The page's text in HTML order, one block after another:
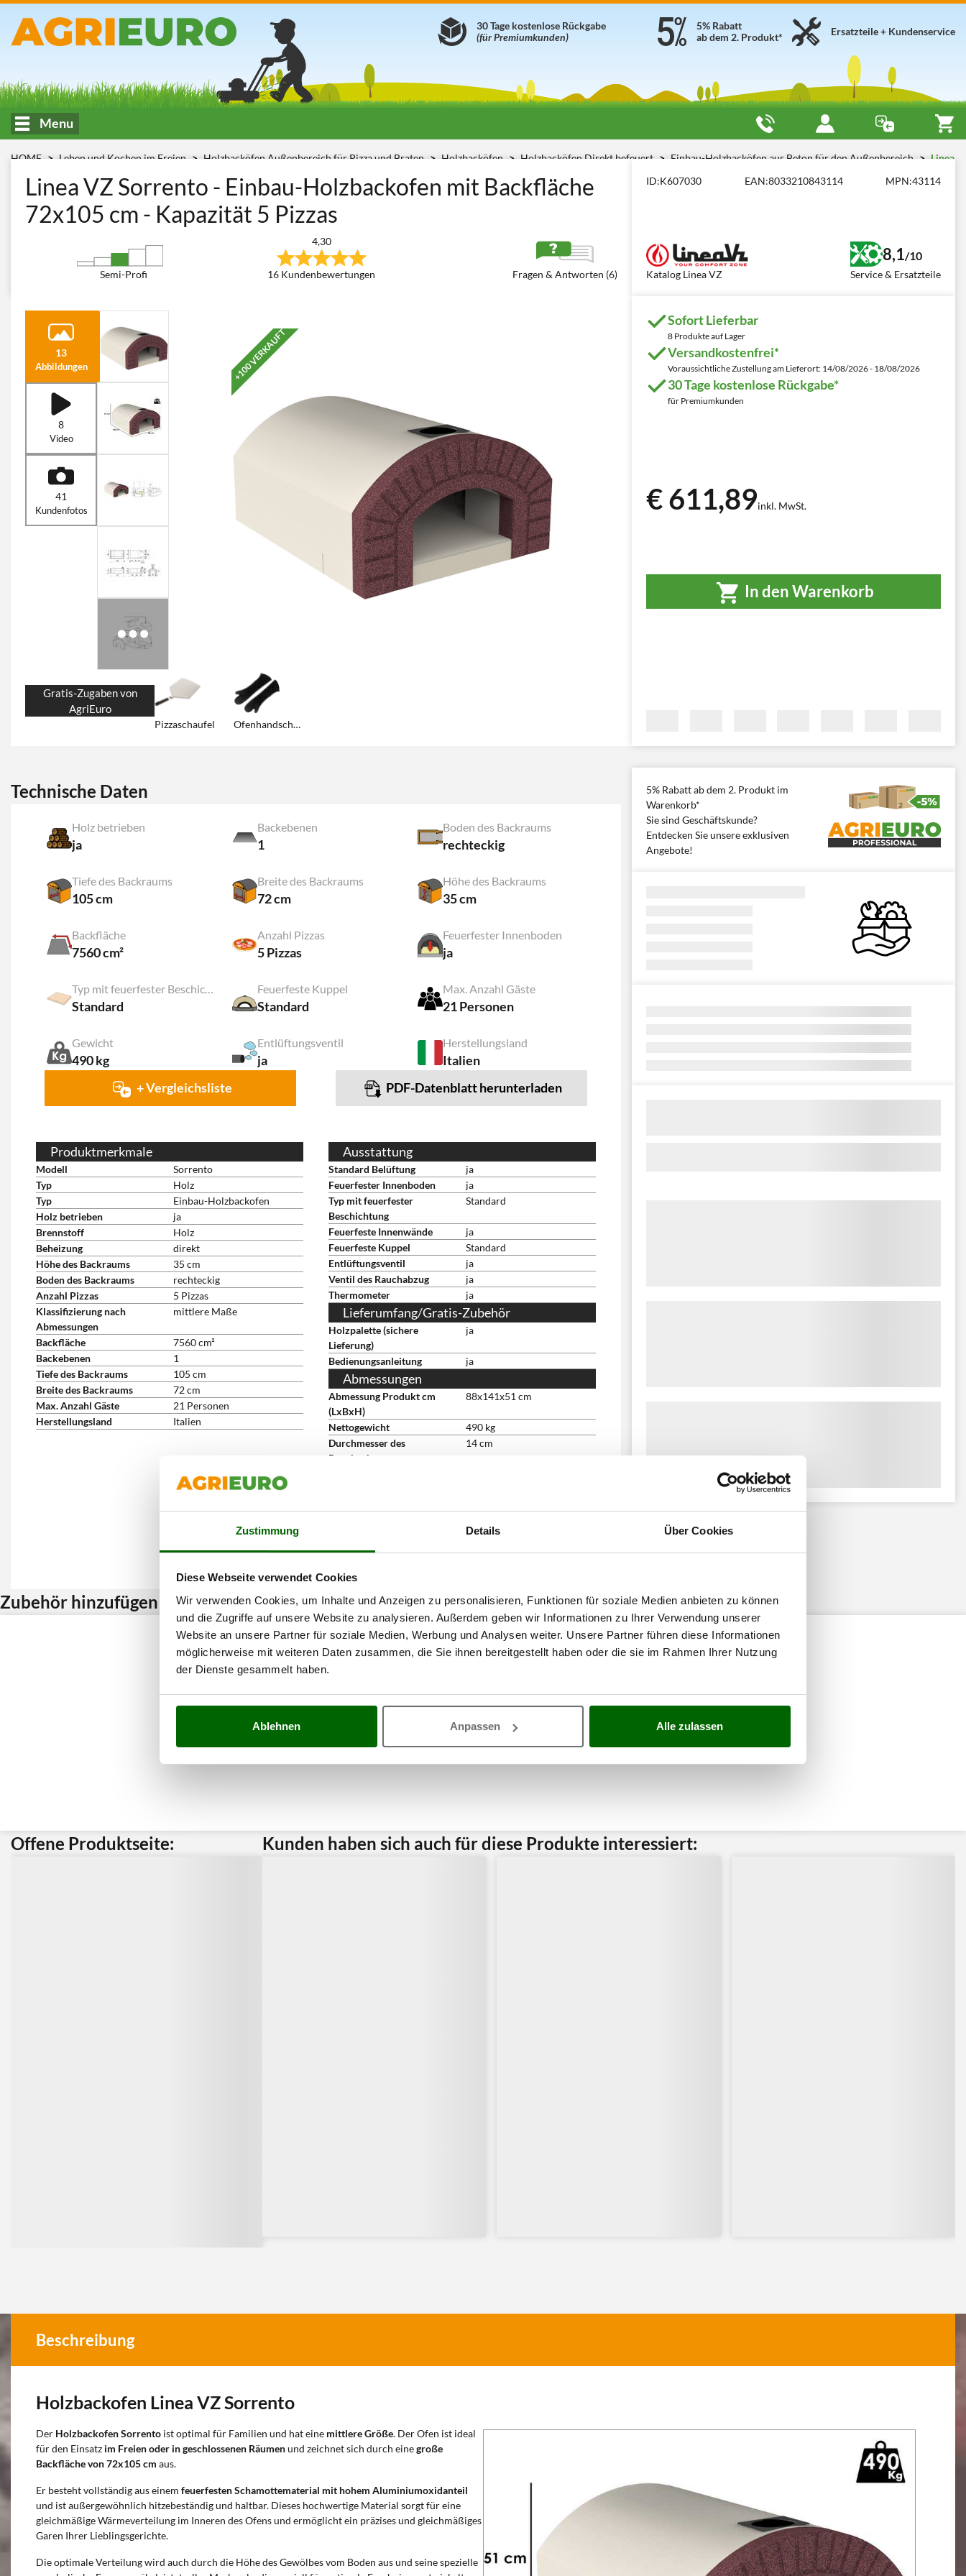
Zustimmung Details Über Cookies
Diese Webseite verwendet Cookies
Wir verwenden Cookies, um Inhalte und Anzeigen zu personalisieren, Funktionen für soziale Medien anbieten zu können
und die Zugriffe auf unsere Website zu analysieren. Außerdem geben wir Informationen zu Ihrer Verwendung unserer
Website an unsere Partner für soziale Medien, Werbung und Analysen weiter. Unsere Partner führen diese Informationen
möglicherweise mit weiteren Daten zusammen, die Sie ihnen bereitgestellt haben oder die sie im Rahmen Ihrer Nutzung
der Dienste gesammelt haben.
Ablehnen Anpassen Alle zulassen
Ersatzteile + Kundenservice
5% Rabatt
ab dem 2. Produkt*
30 Tage kostenlose Rückgabe
(für Premiumkunden)
Menu
HOME Leben und Kochen im Freien Holzbacköfen Außenbereich für Pizza und Braten Holzbacköfen Holzbacköfen Direkt befeuert Einbau-Holzbacköfen aus Beton für den Außenbereich
Linea
Linea VZ Sorrento - Einbau-Holzbackofen mit Backfläche
72x105 cm - Kapazität 5 Pizzas
Semi-Profi
4,30
16 Kundenbewertungen Fragen & Antworten (6)
ID:K607030 EAN:8033210843114 MPN:43114
Katalog Linea VZ
8,1/10
Service & Ersatzteile
13
Abbildungen
8
Video
41
Kundenfotos
+100 VERKAUFT
Gratis-Zugaben von
AgriEuro
Pizzaschaufel Ofenhandschuhe im Lieferumfang!
Sofort Lieferbar
8 Produkte auf Lager
Versandkostenfrei*
Voraussichtliche Zustellung am Lieferort: 14/08/2026 - 18/08/2026
30 Tage kostenlose Rückgabe*
für Premiumkunden
€ 611,89inkl. MwSt.
In den Warenkorb
Technische Daten
Holz betrieben
ja
Backebenen
1
Boden des Backraums
rechteckig
Tiefe des Backraums
105 cm
Breite des Backraums
72 cm
Höhe des Backraums
35 cm
Backfläche
7560 cm²
Anzahl Pizzas
5 Pizzas
Feuerfester Innenboden
ja
Typ mit feuerfester Beschichtung
Standard
Feuerfeste Kuppel
Standard
Max. Anzahl Gäste
21 Personen
Gewicht
490 kg
Entlüftungsventil
ja
Herstellungsland
Italien
+ Vergleichsliste PDF-Datenblatt herunterladen
Produktmerkmale
Modell
Sorrento
Typ
Holz
Typ
Einbau-Holzbackofen
Holz betrieben
ja
Brennstoff
Holz
Beheizung
direkt
Höhe des Backraums
35 cm
Boden des Backraums
rechteckig
Anzahl Pizzas
5 Pizzas
Klassifizierung nach
Abmessungen
mittlere Maße
Backfläche
7560 cm²
Backebenen
1
Tiefe des Backraums
105 cm
Breite des Backraums
72 cm
Max. Anzahl Gäste
21 Personen
Herstellungsland
Italien
Ausstattung
Standard Belüftung
ja
Feuerfester Innenboden
ja
Typ mit feuerfester
Beschichtung
Standard
Feuerfeste Innenwände
ja
Feuerfeste Kuppel
Standard
Entlüftungsventil
ja
Ventil des Rauchabzug
ja
Thermometer
ja
Lieferumfang/Gratis-Zubehör
Holzpalette (sichere
Lieferung)
ja
Bedienungsanleitung ja
Abmessungen
Abmessung Produkt cm
(LxBxH)
88x141x51 cm
Nettogewicht
490 kg
Durchmesser des
Rauchrohrs
14 cm
Lieferung mit hydraulischer
ja
5% Rabatt ab dem 2. Produkt im
Warenkorb*
Sie sind Geschäftskunde?
Entdecken Sie unsere exklusiven
Angebote!
Zubehör hinzufügen und Rabatt erhalten
Offene Produktseite: Kunden haben sich auch für diese Produkte interessiert:
Beschreibung
Holzbackofen Linea VZ Sorrento
Der Holzbackofen Sorrento ist optimal für Familien und hat eine mittlere Größe. Der Ofen ist ideal
für den Einsatz im Freien oder in geschlossenen Räumenund zeichnet sich durch einegroße
Backfläche von 72x105 cm aus.
Er besteht vollständig aus einem feuerfesten Schamottematerial mit hohem Aluminiumoxidanteil
und ist außergewöhnlich hitzebeständig und haltbar. Dieses hochwertige Material sorgt für eine
gleichmäßige Wärmeverteilung im Inneren des Ofens und ermöglicht ein präzises und gleichmäßiges
Garen Ihrer Lieblingsgerichte.
Die optimale Verteilung wird auch durch die Höhe des Gewölbes vom Boden aus und seine spezielle